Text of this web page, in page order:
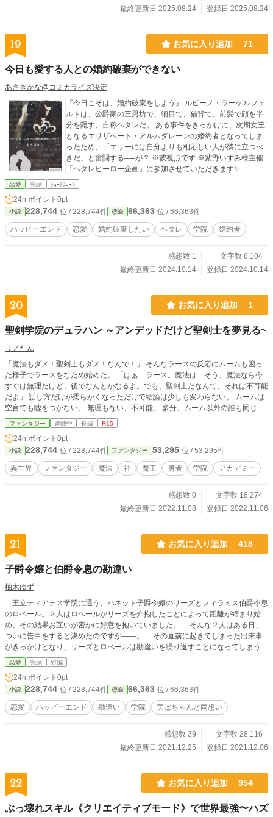
最終更新日 2025.08.24 登録日 2025.08.24
19 お気に入り追加 71
今日も愛する人との婚約破棄ができない
あさぎかな@コミカライズ決定
『今日こそは、婚約破棄をしよう』 ルビーノ・ラーゲルフェ
ルトは、公爵家の三男坊で、細目で、猫背で、前髪で顔を半
分を隠す、自称ヘタレだ。 ある事件をきっかけに、次期女王
となるエリザベート・アルムダレーンの婚約者となってしま
ったため、「エリーには自分よりも相応しい人が隣に立つべ
きだ」と奮闘する──が？ ※彼視点です ※紫野いずみ様主催
「ヘタレヒーロー企画」に参加させていただきます✨
恋愛 完結 ｼｮｰﾄｼｮｰﾄ
24h.ポイント 0pt
小説 228,744 位 / 228,744件 恋愛 66,363 位 / 66,363件
ハッピーエンド 恋愛 婚約破棄したい ヘタレ 学院 婚約者
感想数 1
文字数 6,104
最終更新日 2024.10.14
登録日 2024.10.14
20 お気に入り追加 1
聖剣学院のデュラハン ～アンデッドだけど聖剣士を夢見る~
リノたん
「魔法もダメ！聖剣士もダメ！なんで！」 そんなラースの反応にムームも困っ
た様子でラースをなだめ始めた。 「はぁ…ラース。魔法は…そう、魔法なら今
すぐは無理だけど、後でなんとかなるよ。でも、聖剣士だなんて、それは不可能
だよ」 話し方だけが柔らかくなっただけで結論は少しも変わらない。 ムームは
空言でも嘘をつかない。 無理もない、不可能。 多分、ムーム以外の誰も同じ答
えをするだろう。 なぜなら、それがこの世の本質であり真理だからだ。 「不可
能？どうして？」 「どうしてだって？ふぅ…」 泣きそうな反応なら心が弱くな
るのも当然だが、ムームは長いため息と共に呆れるようにラースに向かって一の
ページを広げて差し出した。 「だって、ラース、お前…」 そして、きちんと現
実をゆっくり読んでくれた。 「デュラハンだろ」 ムームが広げたページ。 そこ
にはラースのように頭のない亡者一つが聖剣王の剣に体が両端される姿が描かれ
ファンタジー 連載中 長編 R15
24h.ポイント 0pt
小説 228,744 位 / 228,744件 ファンタジー 53,295 位 / 53,295件
異世界 ファンタジー 魔法 神 魔王 勇者 学院 アカデミー
感想数 0
文字数 18,274
最終更新日 2022.11.08
登録日 2022.11.06
21 お気に入り追加 418
子爵令嬢と伯爵令息の勘違い
柚木ゆず
王立ティアテス学院に通う、ハネット子爵令嬢のリーズとフィラミス伯爵令息
のロベール。２人はロベールがリーズを介抱したことによって距離が縮まり始
め、その結果お互いが密かに好意を抱いていました。 そんな２人はある日、
ついに告白をすると決めたのですが――。 その直前に起きてしまった出来事
がきっかけとなり、リーズとロベールは勘違いを繰り返すことになってしまうの
でした。
恋愛 完結 短編
24h.ポイント 0pt
小説 228,744 位 / 228,744件 恋愛 66,363 位 / 66,363件
恋愛 ハッピーエンド 勘違い 学院 実はちゃんと両想い
感想数 39
文字数 28,116
最終更新日 2021.12.25
登録日 2021.12.06
22 お気に入り追加 954
ぶっ壊れスキル《クリエイティブモード》で世界最強〜ハズ